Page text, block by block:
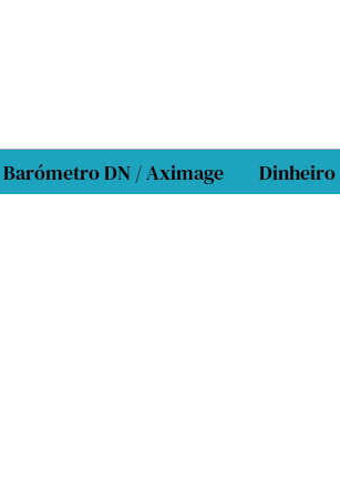
Barómetro DN / Aximage Dinheiro